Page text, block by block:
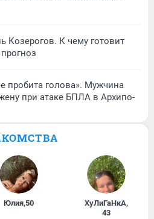
Козерогов. К чему готовит
пробита голова». Мужчина
при атаке БПЛА в Архипо-
Юлия,50 ХуЛиГаНкА,
43